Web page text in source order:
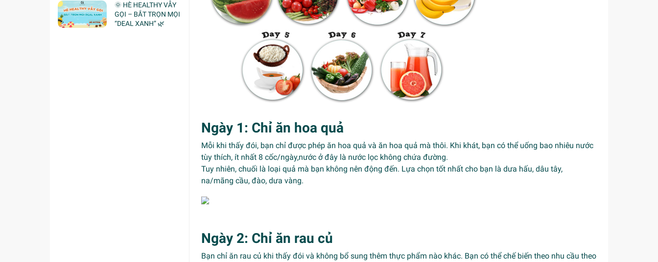
🌞 HÈ HEALTHY VẪY
GỌI – BẮT TRỌN MỌI
“DEAL XANH” 🌿
Ngày 1: Chỉ ăn hoa quả
Mỗi khi thấy đói, bạn chỉ được phép ăn hoa quả và ăn hoa quả mà thôi. Khi khát, bạn có thể uống bao nhiêu nước
tùy thích, ít nhất 8 cốc/ngày,nước ở đây là nước lọc không chứa đường.
Tuy nhiên, chuối là loại quả mà bạn không nên động đến. Lựa chọn tốt nhất cho bạn là dưa hấu, dâu tây,
na/mãng cầu, đào, dưa vàng.
Ngày 2: Chỉ ăn rau củ
Bạn chỉ ăn rau củ khi thấy đói và không bổ sung thêm thực phẩm nào khác. Bạn có thể chế biến theo nhu cầu theo